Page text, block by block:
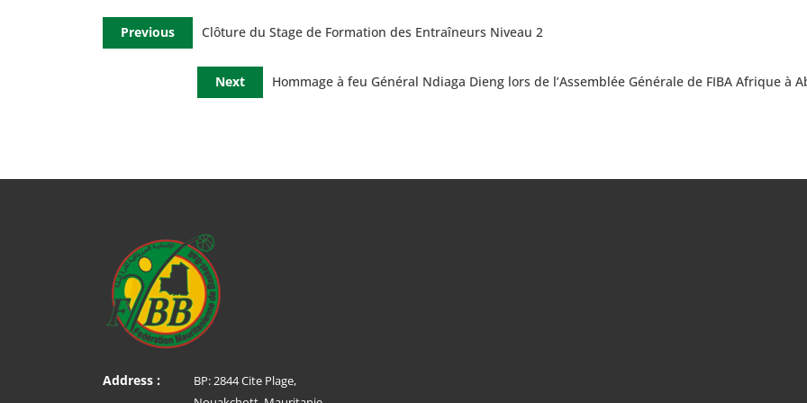
Previous Clôture du Stage de Formation des Entraîneurs Niveau 2
Next Hommage à feu Général Ndiaga Dieng lors de l’Assemblée Générale de FIBA Afrique à
Address :
BP: 2844 Cite Plage,